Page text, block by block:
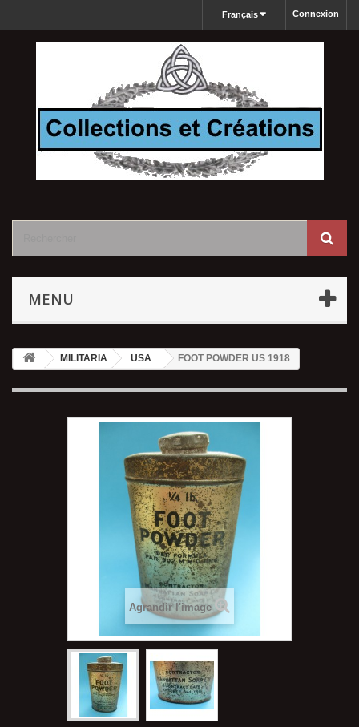
Connexion
Français
MENU
MILITARIA USA FOOT POWDER US 1918
Agrandir l'image